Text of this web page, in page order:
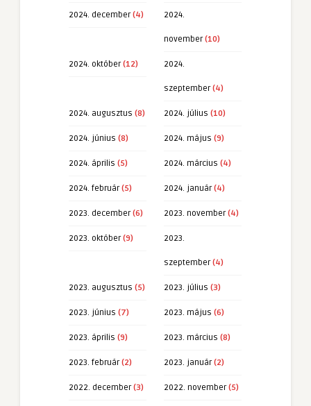
2024. december(4) 2024.
november(10)
2024. október(12) 2024.
szeptember(4)
2024. augusztus (8) 2024. július (10)
2024. június (8) 2024. május (9)
2024. április (5) 2024. március (4)
2024. február(5) 2024. január(4)
2023. december(6) 2023. november(4)
2023. október(9) 2023.
szeptember(4)
2023. augusztus (5) 2023. július (3)
2023. június (7) 2023. május (6)
2023. április (9) 2023. március (8)
2023. február(2) 2023. január(2)
2022. december(3) 2022. november(5)